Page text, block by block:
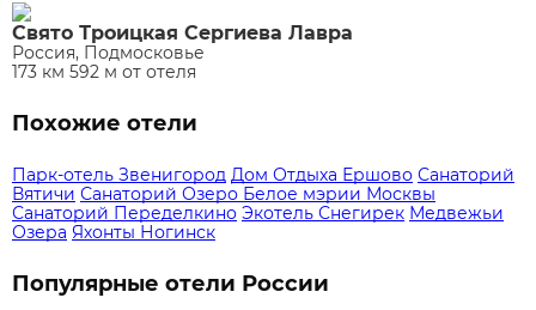
Свято Троицкая Сергиева Лавра
Россия, Подмосковье
173 км 592 м от отеля
Похожие отели
Парк-отель Звенигород Дом Отдыха Ершово Санаторий
Вятичи Санаторий Озеро Белое мэрии Москвы
Санаторий Переделкино Экотель Снегирек Медвежьи
Озера Яхонты Ногинск
Популярные отели России